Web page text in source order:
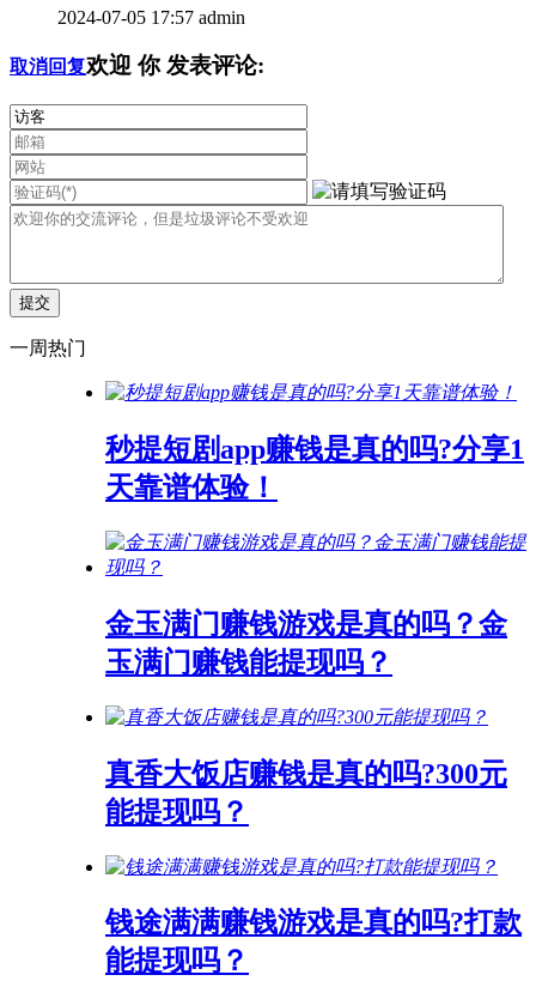
2024-07-05 17:57 admin
取消回复欢迎 你发表评论:
一周热门
秒提短剧app赚钱是真的吗?分享1
天靠谱体验！
金玉满门赚钱游戏是真的吗？金
玉满门赚钱能提现吗？
真香大饭店赚钱是真的吗?300元
能提现吗？
钱途满满赚钱游戏是真的吗?打款
能提现吗？